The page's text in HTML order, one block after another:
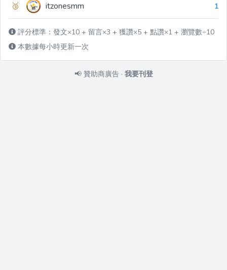
🥉 itzonesmm 1
評分標準：發文×10 + 留言×3 + 獲讚×5 + 點讚×1 + 瀏覽數÷10
本數據每小時更新一次
📢 贊助商廣告 · 我要刊登